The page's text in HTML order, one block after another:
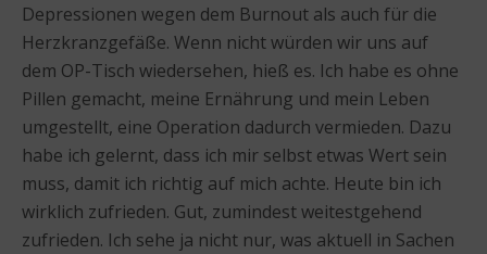
Depressionen wegen dem Burnout als auch für die
Herzkranzgefäße. Wenn nicht würden wir uns auf
dem OP-Tisch wiedersehen, hieß es. Ich habe es ohne
Pillen gemacht, meine Ernährung und mein Leben
umgestellt, eine Operation dadurch vermieden. Dazu
habe ich gelernt, dass ich mir selbst etwas Wert sein
muss, damit ich richtig auf mich achte. Heute bin ich
wirklich zufrieden. Gut, zumindest weitestgehend
zufrieden. Ich sehe ja nicht nur, was aktuell in Sachen